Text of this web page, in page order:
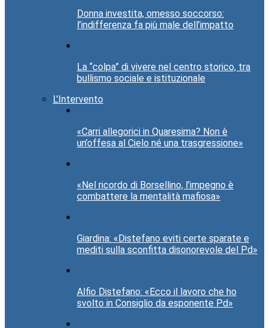
Donna investita, omesso soccorso:
l’indifferenza fa più male dell’impatto
La “colpa” di vivere nel centro storico, tra
bullismo sociale e istituzionale
L’Intervento
«Carri allegorici in Quaresima? Non è
un’offesa al Cielo né una trasgressione»
«Nel ricordo di Borsellino, l’impegno è
combattere la mentalità mafiosa»
Giardina: «Distefano eviti certe sparate e
mediti sulla sconfitta disonorevole del Pd»
Alfio Distefano: «Ecco il lavoro che ho
svolto in Consiglio da esponente Pd»